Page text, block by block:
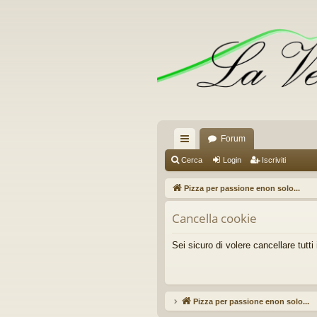
oll
eg
a
m
en
R
ap
Forum
Cerca Login Iscriviti
Pizza per passione enon solo...
Cancella cookie
Sei sicuro di volere cancellare
Pizza per passione enon solo...